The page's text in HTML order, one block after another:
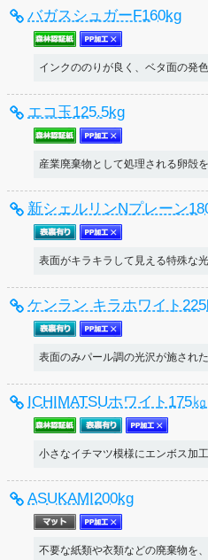
バガスシュガーF160kg
インクののりが良く、ベタ面の発
エコ玉125.5kg
産業廃棄物として処理される卵殻
新シェルリンNプレーン
表面がキラキラして見える特殊な
ケンラン キラホワイト
表面のみパール調の光沢が施された
ICHIMATSUホワイト175㎏
小さなイチマツ模様にエンボス加
ASUKAMI200kg
不要な紙類や衣類などの廃棄物を